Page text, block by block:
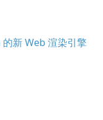
新 Web 渲染引擎